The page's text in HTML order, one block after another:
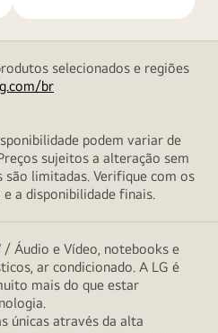
selecionados e regiões
br
podem variar de
sujeitos a alteração sem
são limitadas. Verifique com os
a disponibilidade finais.
/ Áudio e Vídeo, notebooks e
ar condicionado. A LG é
mais do que estar
únicas através da alta